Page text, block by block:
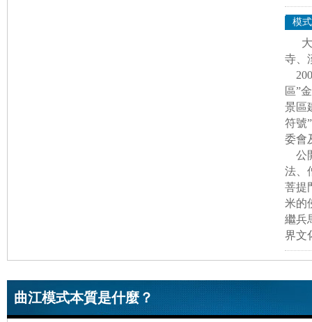
模
寺、
區”
景區
符號
委會
公
法、
菩提
米的
繼兵
界文
曲江模式本質是什麼？